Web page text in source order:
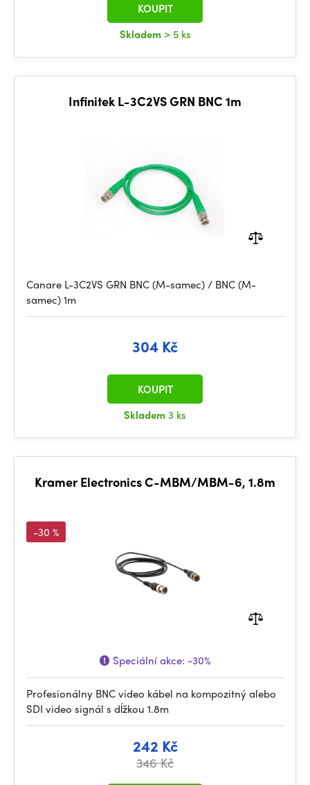
Skladem > 5 ks
KOUPIT
Infinitek L-3C2VS GRN BNC 1m
Canare L-3C2VS GRN BNC (M-samec) / BNC (M-
samec) 1m
304 Kč
Skladem3 ks
KOUPIT
Kramer Electronics C-MBM/MBM-6, 1.8m
-30 %
Speciální akce: -30%
Profesionálny BNC video kábel na kompozitný alebo
SDI video signál s dĺžkou 1.8m
242 Kč
346 Kč